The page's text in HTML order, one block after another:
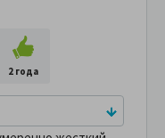
2 года